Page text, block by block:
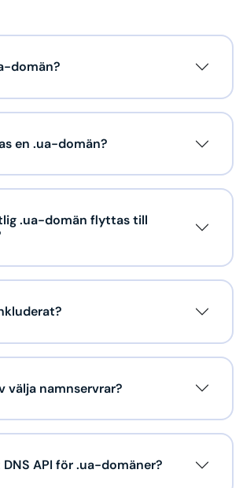
domän?
en .ua-domän?
.ua-domän flyttas till
välja namnservrar?
API för .ua-domäner?